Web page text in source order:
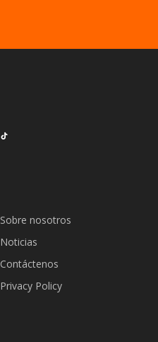
Sobre nosotros
Noticias
Contáctenos
Privacy Policy